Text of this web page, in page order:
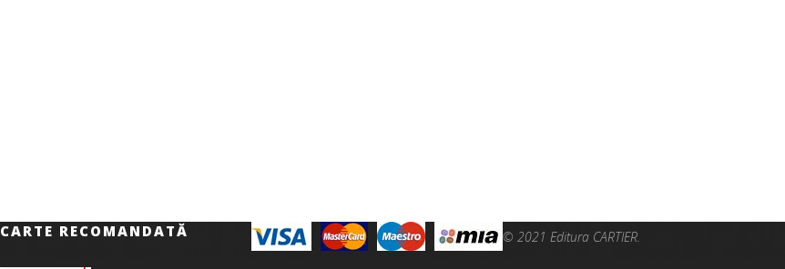
CARTE RECOMANDATĂ © 2021 Editura CARTIER.